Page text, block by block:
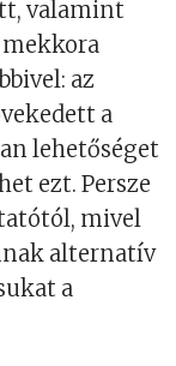
valamint
mekkora
az
a
lehetőséget
ezt. Persze
mivel
alternatív
a